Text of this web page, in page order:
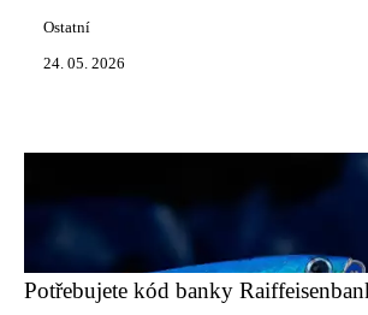
Ostatní
24. 05. 2026
Potřebujete kód banky